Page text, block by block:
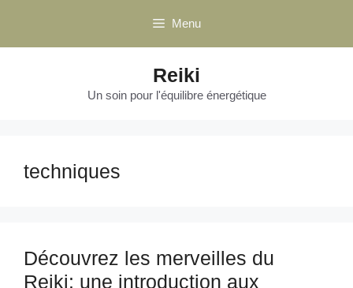
contenu
Menu
Reiki
Un soin pour l'équilibre énergétique
techniques
Découvrez les merveilles du
Reiki: une introduction aux